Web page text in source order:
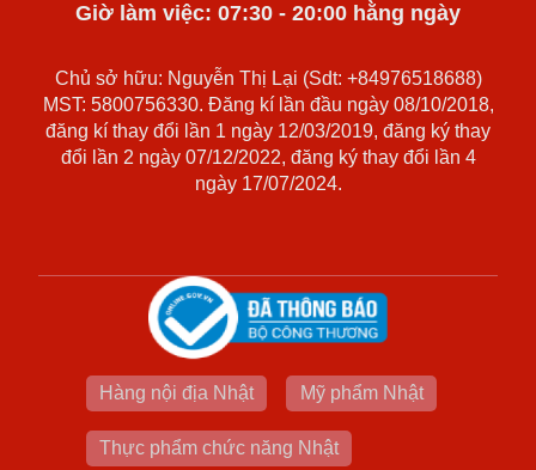
Giờ làm việc: 07:30 - 20:00 hằng ngày
Chủ sở hữu: Nguyễn Thị Lại (Sdt: +84976518688)
MST: 5800756330. Đăng kí lần đầu ngày 08/10/2018,
đăng kí thay đổi lần 1 ngày 12/03/2019, đăng ký thay
đổi lần 2 ngày 07/12/2022, đăng ký thay đổi lần 4
ngày 17/07/2024.
Hàng nội địa Nhật Mỹ phẩm Nhật
Thực phẩm chức năng Nhật